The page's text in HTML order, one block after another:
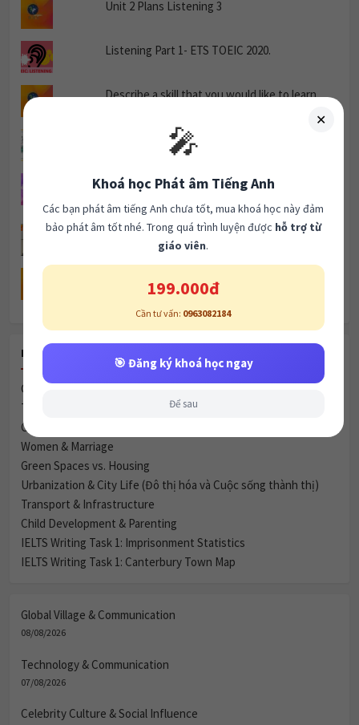
Unit 2 Plans Listening 3
Listening Part 1- ETS TOEIC 2020.
Describe a skill that you would like to learn.
Chủ đề Hobbies and Pastime : Unit 2.
CÁCH DÙNG SINCE, FOR, ALREADY, YET, JUST
DỄ NHỚ VÀ BÀI TẬP CÓ ĐÁP ÁN.
LISTENING CAM 19 TEST 3
RECENT POSTS
Global Village & Communication
Technology & Communication
Celebrity Culture & Social Influence
Women & Marriage
Green Spaces vs. Housing
Urbanization & City Life (Đô thị hóa và Cuộc sống thành thị)
Transport & Infrastructure
Child Development & Parenting
IELTS Writing Task 1: Imprisonment Statistics
IELTS Writing Task 1: Canterbury Town Map
Global Village & Communication
08/08/2026
Technology & Communication
07/08/2026
Celebrity Culture & Social Influence
✕
🎤
Khoá học Phát âm Tiếng Anh
Các bạn phát âm tiếng Anh chưa tốt, mua khoá học này đảm
bảo phát âm tốt nhé. Trong quá trình luyện được hỗ trợ từ
giáo viên
199.000đ
Cần tư vấn: 0963082184
🎯 Đăng ký khoá học ngay
Để sau